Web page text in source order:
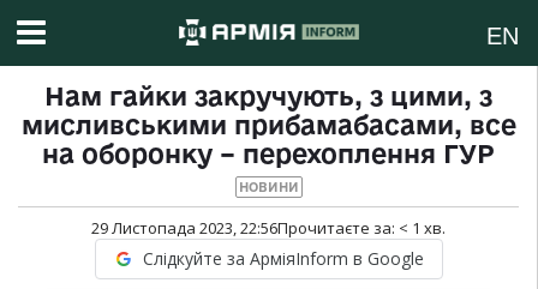
EN
Нам гайки закручують, з цими, з
мисливськими прибамабасами, все
на оборонку – перехоплення ГУР
НОВИНИ
29 Листопада 2023, 22:56Прочитаєте за: < 1 хв.
Слідкуйте за АрміяInform в Google